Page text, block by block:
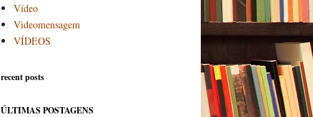
Vídeo
Videomensagem
VÍDEOS
recent posts
ÚLTIMAS POSTAGENS